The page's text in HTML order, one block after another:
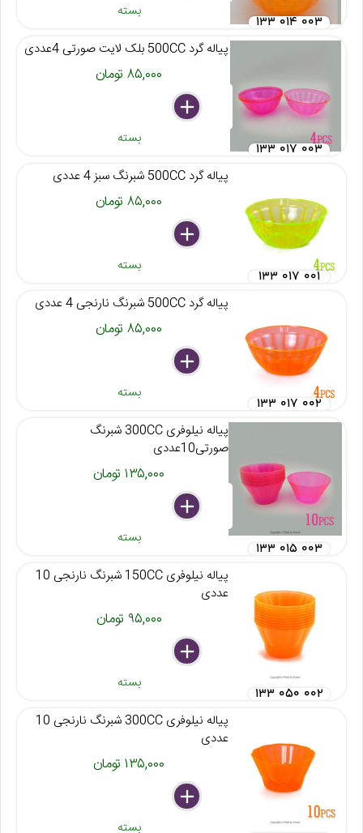
بسته
۱۳۳ ۰۱۴ ۰۰۳
پیاله گرد 500CC بلک لایت صورتی 4عددی
۸۵,۰۰۰ تومان
delete
remove
add
بسته
۱۳۳ ۰۱۷ ۰۰۳
پیاله گرد 500CC شبرنگ سبز 4 عددی
۸۵,۰۰۰ تومان
delete
remove
add
بسته
۱۳۳ ۰۱۷ ۰۰۱
پیاله گرد 500CC شبرنگ نارنجی 4 عددی
۸۵,۰۰۰ تومان
delete
remove
add
بسته
۱۳۳ ۰۱۷ ۰۰۲
پیاله نیلوفری 300CC شبرنگ
صورتی10عددی
۱۳۵,۰۰۰ تومان
delete
remove
add
بسته
۱۳۳ ۰۱۵ ۰۰۳
پیاله نیلوفری 150CC شبرنگ نارنجی 10
عددی
۹۵,۰۰۰ تومان
delete
remove
add
بسته
۱۳۳ ۰۵۰ ۰۰۲
پیاله نیلوفری 300CC شبرنگ نارنجی 10
عددی
۱۳۵,۰۰۰ تومان
delete
remove
add
بسته